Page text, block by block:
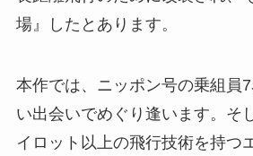
場』したとあります。
本作では、ニッポン号の乗組員
い出会いでめぐり逢います。そ
イロット以上の飛行技術を持つ